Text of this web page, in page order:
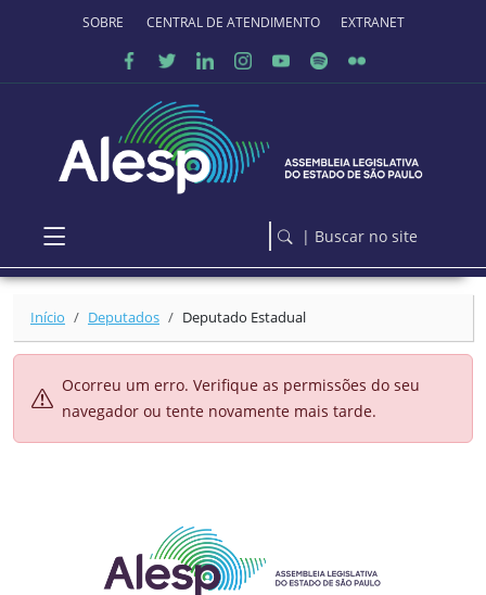
Ir para o conteúdo principal
SOBRE O PORTALCENTRAL DE ATENDIMENTO EXTRANET
| Buscar no site
Início Deputados Deputado Estadual
Ocorreu um erro. Verifique as permissões do seu
navegador ou tente novamente mais tarde.